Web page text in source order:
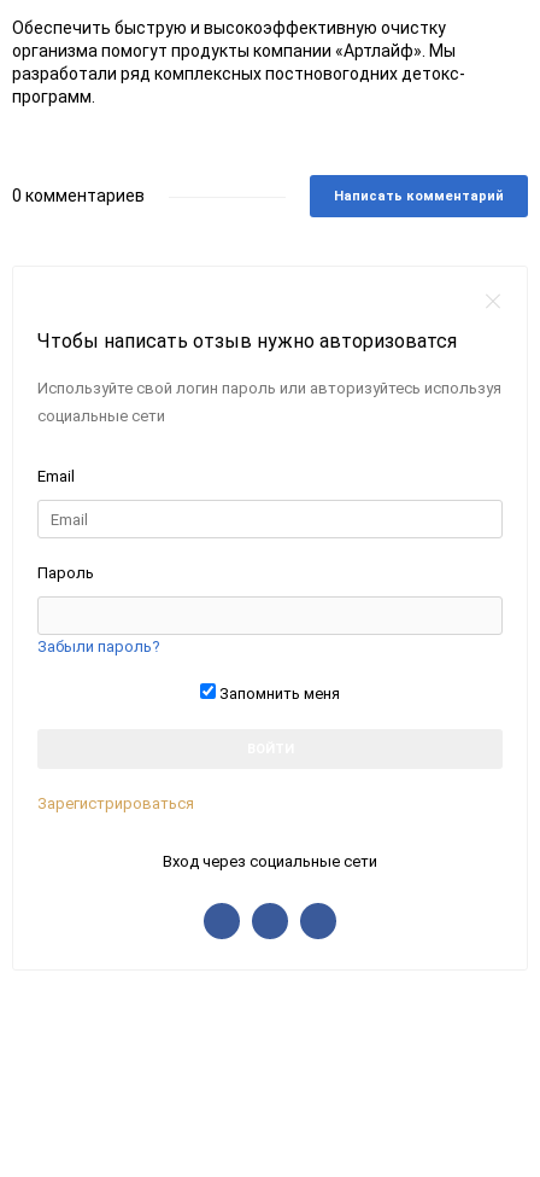
Обеспечить быструю и высокоэффективную очистку
организма помо­гут продукты компании «Артлайф». Мы
разрабо­тали ряд комплексных постновогодних детокс-
программ.
0 комментариев Написать комментарий
Чтобы написать отзыв нужно авторизоватся
Используйте свой логин пароль или авторизуйтесь используя
социальные сети
Email
Пароль
Забыли пароль?
Запомнить меня
Зарегистрироваться
Вход через социальные сети